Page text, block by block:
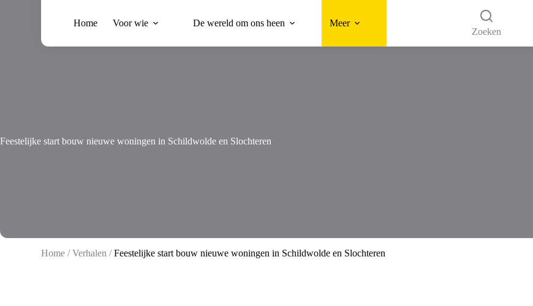
Home Voor wie De wereld om ons heen
Meer
Zoeken
Feestelijke start bouw nieuwe woningen in Schildwolde en Slochteren
Home /Verhalen /Feestelijke start bouw nieuwe woningen in Schildwolde en Slochteren